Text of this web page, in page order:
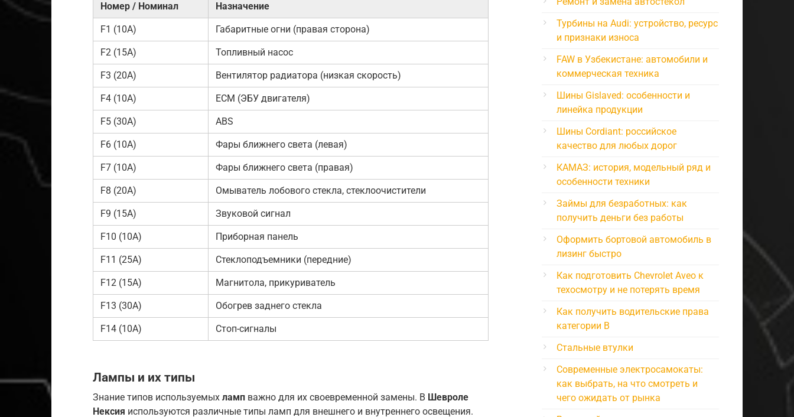
Номер / Номинал Назначение
F1 (10A) Габаритные огни (правая сторона)
F2 (15A) Топливный насос
F3 (20A) Вентилятор радиатора (низкая скорость)
F4 (10A) ECM (ЭБУ двигателя)
F5 (30A) ABS
F6 (10A) Фары ближнего света (левая)
F7 (10A) Фары ближнего света (правая)
F8 (20A) Омыватель лобового стекла, стеклоочистители
F9 (15A) Звуковой сигнал
F10 (10A) Приборная панель
F11 (25A) Стеклоподъемники (передние)
F12 (15A) Магнитола, прикуриватель
F13 (30A) Обогрев заднего стекла
F14 (10A) Стоп-сигналы
Лампы и их типы
Знание типов используемых ламп важно для их своевременной замены. В Шевроле
Нексия используются различные типы ламп для внешнего и внутреннего освещения.
Турбины на Audi: устройство, ресурс
и признаки износа
FAW в Узбекистане: автомобили и
коммерческая техника
Шины Gislaved: особенности и
линейка продукции
Шины Cordiant: российское
качество для любых дорог
КАМАЗ: история, модельный ряд и
особенности техники
Займы для безработных: как
получить деньги без работы
Оформить бортовой автомобиль в
лизинг быстро
Как подготовить Chevrolet Aveo к
техосмотру и не потерять время
Как получить водительские права
категории B
Стальные втулки
Современные электросамокаты:
как выбрать, на что смотреть и
чего ожидать от рынка